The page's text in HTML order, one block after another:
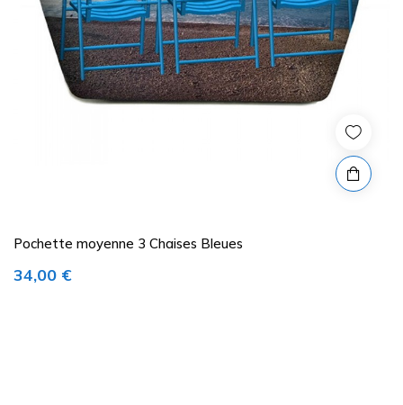
Pochette moyenne 3 Chaises Bleues
Prix
34,00 €